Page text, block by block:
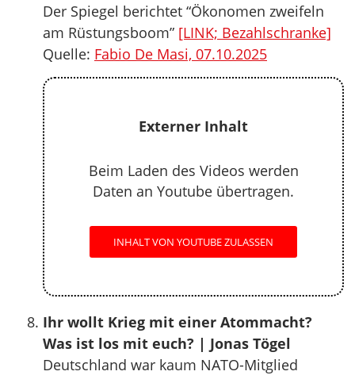
Der Spiegel berichtet “Ökonomen zweifeln
am Rüstungsboom” [LINK; Bezahlschranke]
Quelle: Fabio De Masi, 07.10.2025
Externer Inhalt
Beim Laden des Videos werden
Daten an Youtube übertragen.
INHALT VON YOUTUBE ZULASSEN
Ihr wollt Krieg mit einer Atommacht?
Was ist los mit euch? | Jonas Tögel
Deutschland war kaum NATO-Mitglied